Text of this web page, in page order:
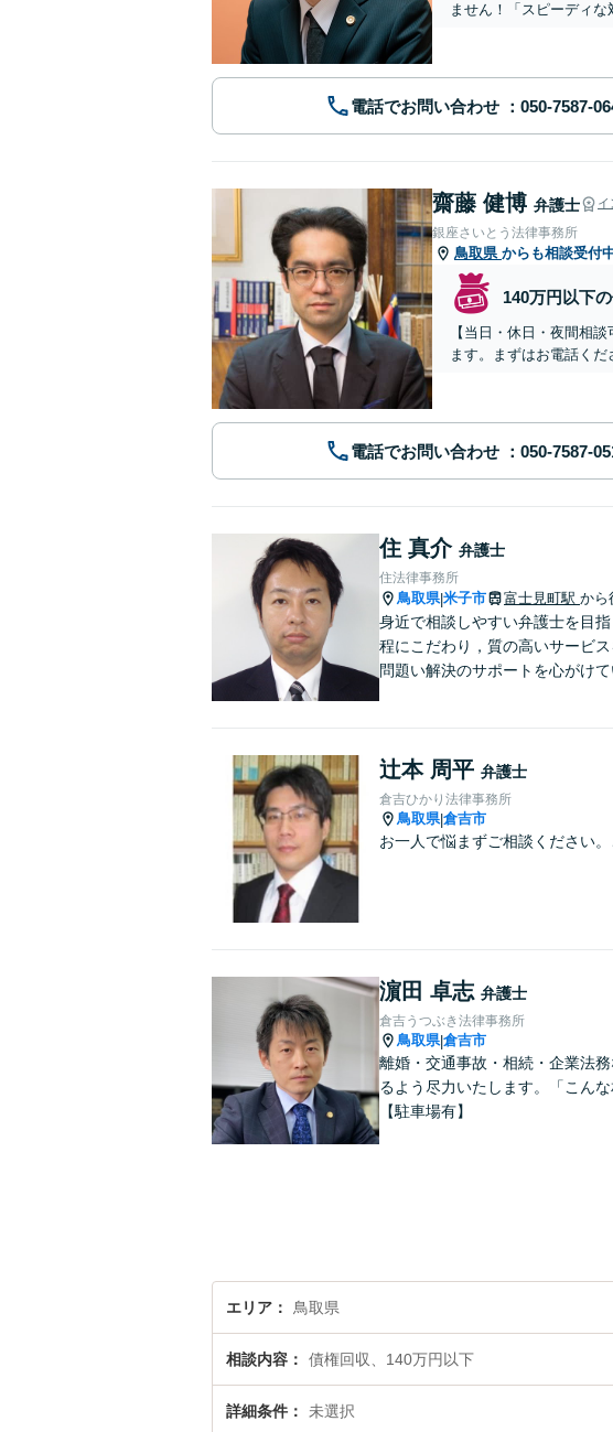
ません！「スピーディ
電話でお問い合わせ
齋藤 健博 弁護士 イ
銀座さいとう法律事務所
鳥取県 からも相談受付
140万円以下
【当日・休日・夜間相
ます。まずはお電話くだ
電話でお問い合わせ
住 真介 弁護士
住法律事務所
鳥取県|米子市 富士見町駅 から
身近で相談しやすい弁護士を目
程にこだわり，質の高いサービ
問題い解決のサポートを心がけて
辻本 周平 弁護士
倉吉ひかり法律事務所
鳥取県|倉吉市
お一人で悩まずご相談ください
濵田 卓志 弁護士
倉吉うつぶき法律事務所
鳥取県|倉吉市
離婚・交通事故・相続・企業法
るよう尽力いたします。「こん
【駐車場有】
エリア 鳥取県
相談内容 債権回収、140万円以下
詳細条件 未選択